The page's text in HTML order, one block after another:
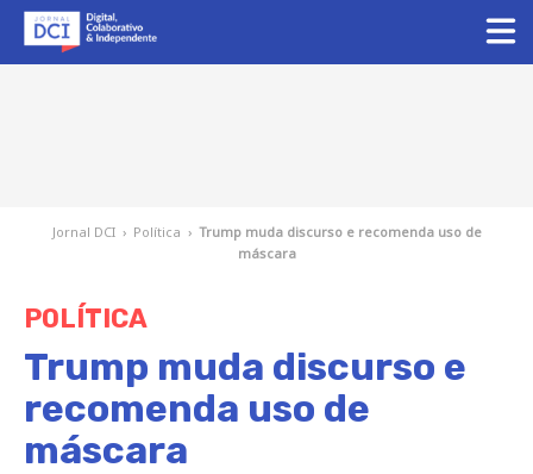
Jornal DCI › Política › Trump muda discurso e recomenda uso de
máscara
POLÍTICA
Trump muda discurso e
recomenda uso de
máscara